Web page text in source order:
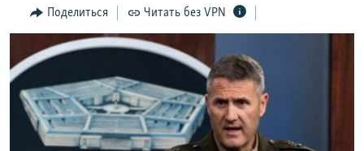
поискуИНФОГРАФИКА
ТЕЛЕПРОЕКТ КРЫМ.РЕАЛИИ
СОВЕТЫ ПРАВОЗАЩИТНИКОВ
ПРОПАВШИЕ БЕЗ ВЕСТИ
ПОБЕДИТЕЛЕЙ НЕ СУДЯТ?
КАК ОБОЙТИ БЛОКИРОВКУ
Українською
Qırımtatar
ПРИСОЕДИНЯЙТЕСЬ!
Поделиться Читать без VPN